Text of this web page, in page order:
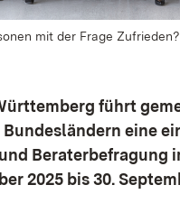
mit der Frage
führt
Bundesländern eine
Beraterbefragung
2025 bis 30.